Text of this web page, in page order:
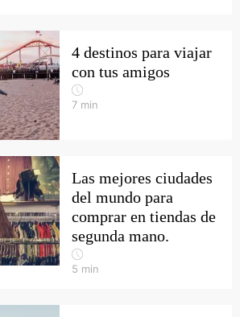
4 destinos para viajar
con tus amigos
7 min
Las mejores ciudades
del mundo para
comprar en tiendas de
segunda mano.
5 min